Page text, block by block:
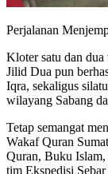
Perjalanan
Kloter satu dan dua
Jilid Dua pun
Iqra, sekaligus
wilayang Sabang
Tetap semangat
Wakaf Quran
Quran, Buku Islam,
tim Ekspedisi